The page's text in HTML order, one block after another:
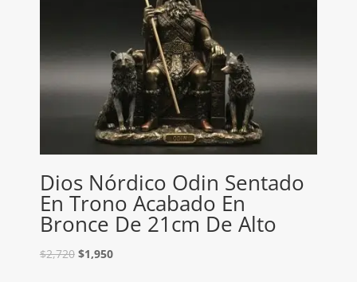
Dios Nórdico Odin Sentado
En Trono Acabado En
Bronce De 21cm De Alto
$2,720 $1,950